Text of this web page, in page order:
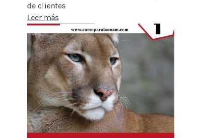
de clientes
Leer más